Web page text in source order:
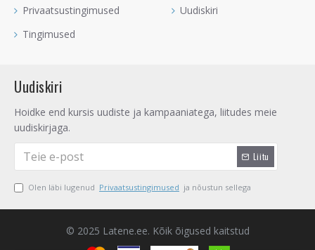
Privaatsustingimused
Tingimused
Uudiskiri
Uudiskiri
Hoidke end kursis uudiste ja kampaaniatega, liitudes meie
uudiskirjaga.
Liitu
Olen läbi lugenud Privaatsustingimused ja nõustun sellega
© 2025 Latene.ee. Kõik õigused kaitstud